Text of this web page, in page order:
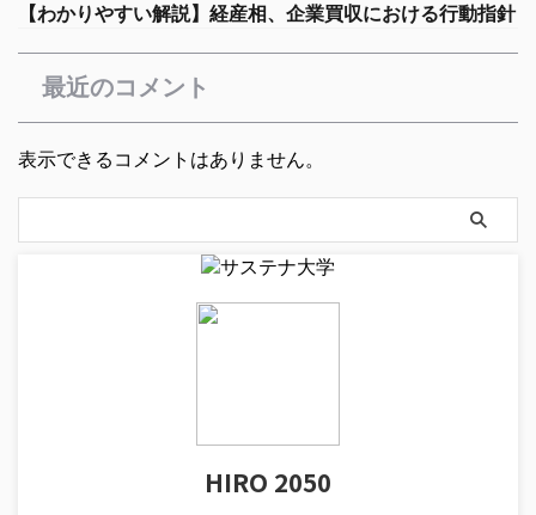
【わかりやすい解説】経産相、企業買収における行動指針
最近のコメント
表示できるコメントはありません。
HIRO 2050